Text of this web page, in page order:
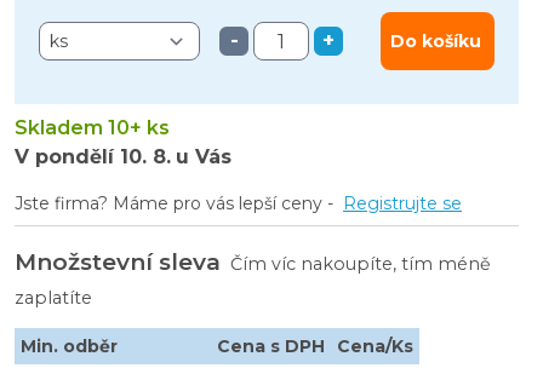
- + Do košíku
Skladem 10+ ks
V pondělí 10. 8. u Vás
Jste firma? Máme pro vás lepší ceny - Registrujte se
Množstevní sleva Čím víc nakoupíte, tím méně
zaplatíte
Min. odběr Cena s DPH Cena/Ks